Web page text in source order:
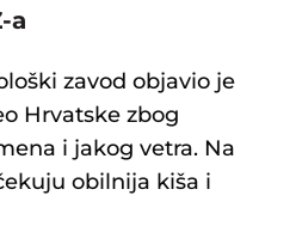
a
zavod objavio je
Hrvatske zbog
i jakog vetra. Na
obilnija kiša i